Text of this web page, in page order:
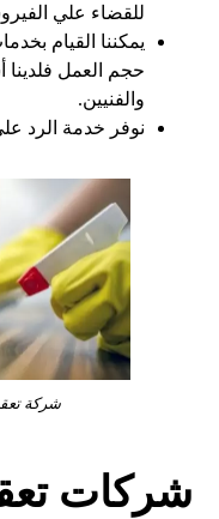
للقضاء علي
يمكننا القيام
حجم العمل
والفنيين.
نوفر خدمة الرد
شركة
شركات